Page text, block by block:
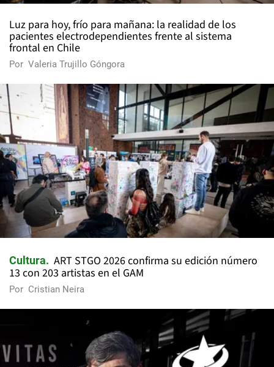
Luz para hoy, frío para mañana: la realidad de los
pacientes electrodependientes frente al sistema
frontal en Chile
Por Valeria Trujillo Góngora
Cultura
ART STGO 2026 confirma su edición número
13 con 203 artistas en el GAM
Por Cristian Neira